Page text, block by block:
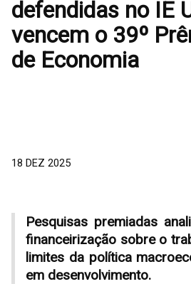
defendidas no IE
vencem o 39º
de Economia
18 DEZ 2025
Pesquisas premiadas
financeirização sobre o
limites da política
em desenvolvimento.